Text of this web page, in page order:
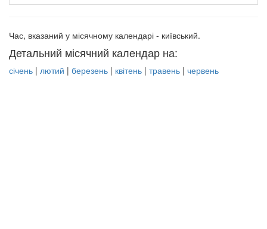
Час, вказаний у місячному календарі - київський.
Детальний місячний календар на:
січень | лютий | березень | квітень | травень | червень